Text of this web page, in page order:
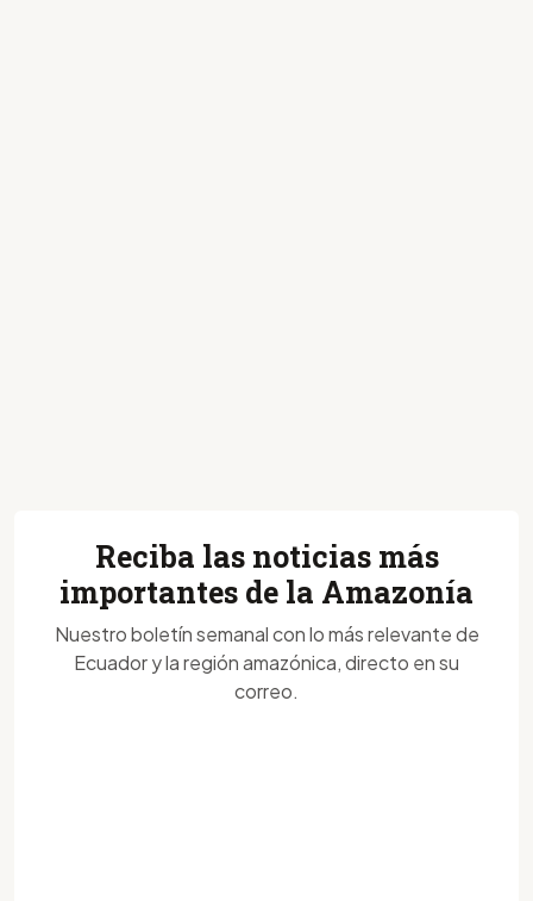
Reciba las noticias más
importantes de la Amazonía
Nuestro boletín semanal con lo más relevante de
Ecuador y la región amazónica, directo en su
correo.